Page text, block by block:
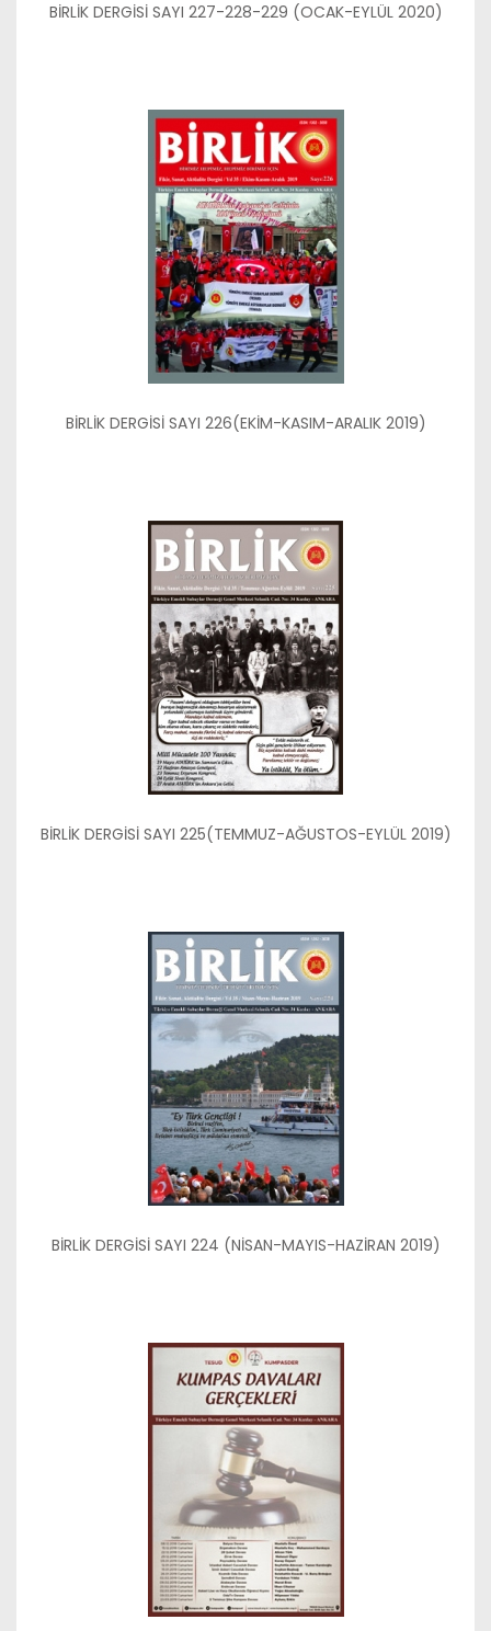
BİRLİK DERGİSİ SAYI 227-228-229 (OCAK-EYLÜL 2020)
BİRLİK DERGİSİ SAYI 226(EKİM-KASIM-ARALIK 2019)
BİRLİK DERGİSİ SAYI 225(TEMMUZ-AĞUSTOS-EYLÜL 2019)
BİRLİK DERGİSİ SAYI 224 (NİSAN-MAYIS-HAZİRAN 2019)